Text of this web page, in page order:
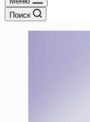
Поиск